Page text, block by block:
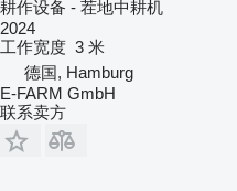
耕作设备 - 茬地中耕机
2024
工作宽度 3 米
德国, Hamburg
E-FARM GmbH
联系卖方